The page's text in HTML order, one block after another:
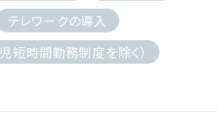
テレワークの導入
短時間勤務制度を除く）